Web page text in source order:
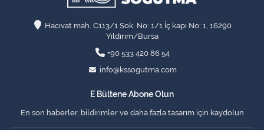
Hacıvat mah. C113/1 Sok. No: 1/1 İç kapı No: 1, 16290
Yıldırım/Bursa
+90 533 420 86 54
info@kssogutma.com
E Bültene Abone Olun
En son haberler, bildirimler ve daha fazla tasarım için kaydolun